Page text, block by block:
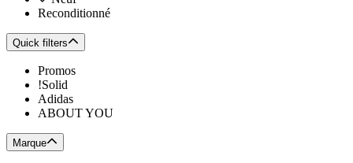
Reconditionné
Quick filters
Promos
!Solid
Adidas
ABOUT YOU
Marque